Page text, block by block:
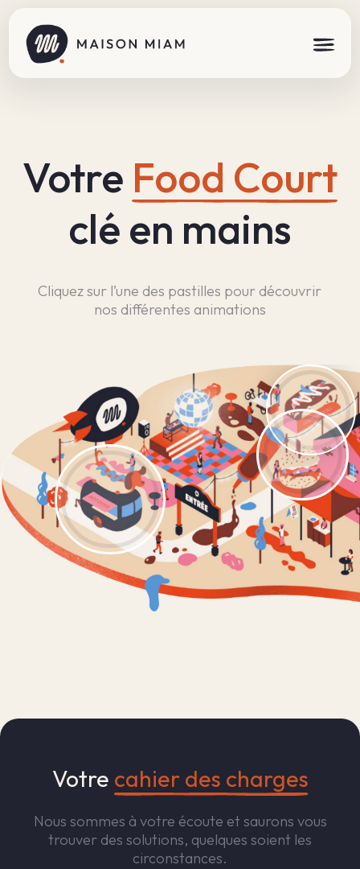
Votre Food Court
clé en mains
Cliquez sur l’une des pastilles pour découvrir
nos différentes animations
Votre cahier des charges
Nous sommes à votre écoute et saurons vous
trouver des solutions, quelques soient les
circonstances.